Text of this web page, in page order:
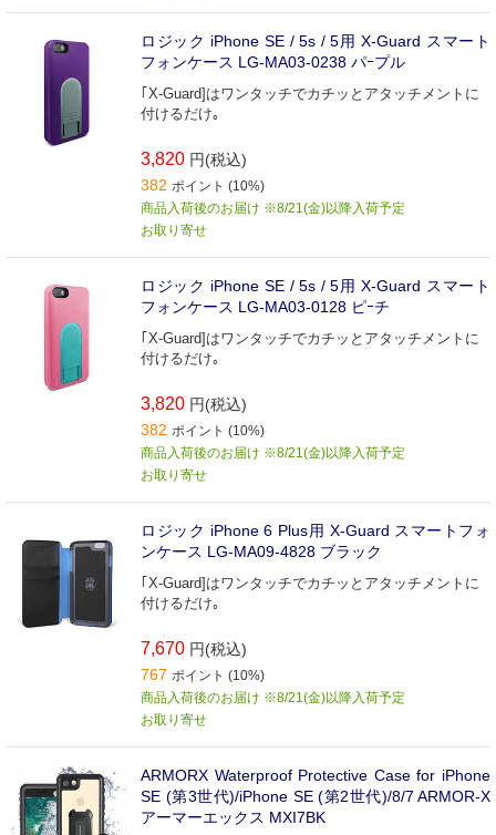
ロジック iPhone SE / 5s / 5用 X-Guard スマート
フォンケース LG-MA03-0238 パｰプル
｢X-Guard]はワンタッチでカチッとアタッチメントに
付けるだけ｡
3,820 円(税込)
382 ポイント (10%)
商品入荷後のお届け ※8/21(金)以降入荷予定
お取り寄せ
ロジック iPhone SE / 5s / 5用 X-Guard スマート
フォンケース LG-MA03-0128 ピｰチ
｢X-Guard]はワンタッチでカチッとアタッチメントに
付けるだけ｡
3,820 円(税込)
382 ポイント (10%)
商品入荷後のお届け ※8/21(金)以降入荷予定
お取り寄せ
ロジック iPhone 6 Plus用 X-Guard スマートフォ
ンケース LG-MA09-4828 ブラック
｢X-Guard]はワンタッチでカチッとアタッチメントに
付けるだけ｡
7,670 円(税込)
767 ポイント (10%)
商品入荷後のお届け ※8/21(金)以降入荷予定
お取り寄せ
ARMORX Waterproof Protective Case for iPhone
SE (第3世代)/iPhone SE (第2世代)/8/7 ARMOR-X
アーマーエックス MXI7BK